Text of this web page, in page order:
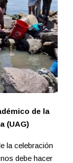
de la
(UAG)
la celebración
debe hacer